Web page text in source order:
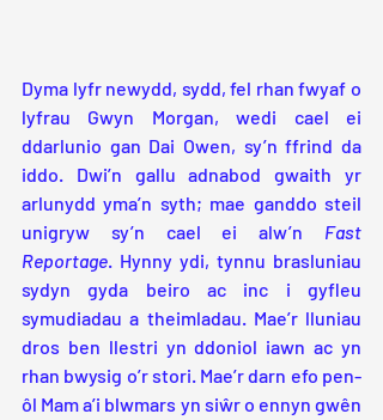
Dyma lyfr newydd, sydd, fel rhan fwyaf o
lyfrau Gwyn Morgan, wedi cael ei
ddarlunio gan Dai Owen, sy’n ffrind da
iddo. Dwi’n gallu adnabod gwaith yr
arlunydd yma’n syth; mae ganddo steil
unigryw sy’n cael ei alw’n Fast
Reportage. Hynny ydi, tynnu brasluniau
sydyn gyda beiro ac inc i gyfleu
symudiadau a theimladau. Mae’r lluniau
dros ben llestri yn ddoniol iawn ac yn
rhan bwysig o’r stori. Mae’r darn efo pen-
ôl Mam a’i blwmars yn siŵr o ennyn gwên